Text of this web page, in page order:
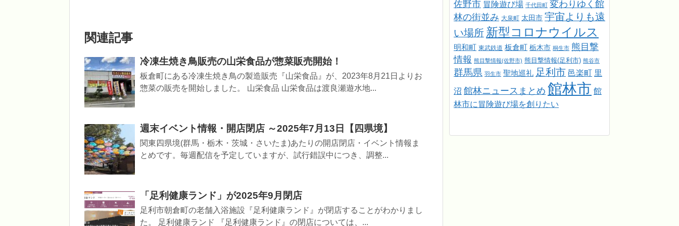
関連記事
冷凍生焼き鳥販売の山栄食品が惣菜販売開始！
板倉町にある冷凍生焼き鳥の製造販売『山栄食品』が、2023年8月21日よりお
惣菜の販売を開始しました。 山栄食品 山栄食品は渡良瀬遊水地...
週末イベント情報・開店閉店 ～2025年7月13日【四県境】
関東四県境(群馬・栃木・茨城・さいたま)あたりの開店閉店・イベント情報ま
とめです。毎週配信を予定していますが、試行錯誤中につき、調整...
「足利健康ランド」が2025年9月閉店
足利市朝倉町の老舗入浴施設『足利健康ランド』が閉店することがわかりまし
た。 足利健康ランド 『足利健康ランド』の閉店については、...
佐野市 冒険遊び場 千代田町
変わりゆく館
林の街並み 大泉町 太田市 宇宙よりも遠
い場所 新型コロナウイルス
明和町 東武鉄道 板倉町 栃木市 桐生市 熊目撃
情報 熊目撃情報(佐野市) 熊目撃情報(足利市) 熊谷市
群馬県 羽生市 聖地巡礼 足利市 邑楽町 里
沼 館林ニュースまとめ 館林市 館
林市に冒険遊び場を創りたい